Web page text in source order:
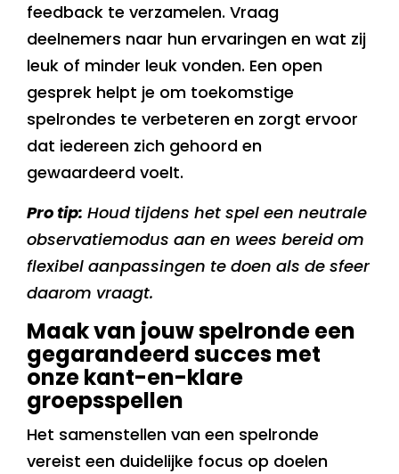
feedback te verzamelen. Vraag
deelnemers naar hun ervaringen en wat zij
leuk of minder leuk vonden. Een open
gesprek helpt je om toekomstige
spelrondes te verbeteren en zorgt ervoor
dat iedereen zich gehoord en
gewaardeerd voelt.
Pro tip: Houd tijdens het spel een neutrale
observatiemodus aan en wees bereid om
flexibel aanpassingen te doen als de sfeer
daarom vraagt.
Maak van jouw spelronde een
gegarandeerd succes met
onze kant-en-klare
groepsspellen
Het samenstellen van een spelronde
vereist een duidelijke focus op doelen